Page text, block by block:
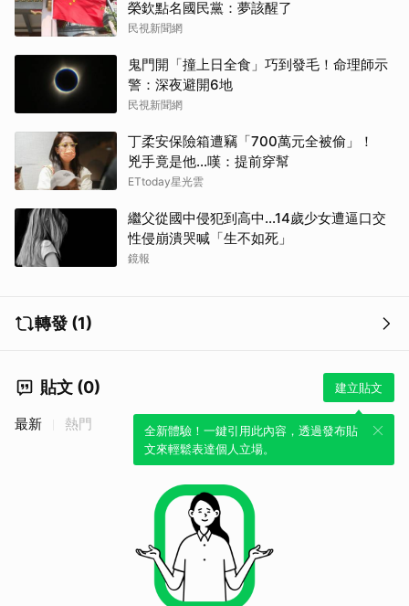
榮欽點名國民黨：夢該醒了
民視新聞網
鬼門開「撞上日全食」巧到發毛！命理師示
警：深夜避開6地
民視新聞網
丁柔安保險箱遭竊「700萬元全被偷」！
兇手竟是他...嘆：提前穿幫
ETtoday星光雲
繼父從國中侵犯到高中…14歲少女遭逼口交
性侵崩潰哭喊「生不如死」
鏡報
轉發 (1)
貼文 (0) 建立貼文
全新體驗！一鍵引用此內容，透過發布貼
文來輕鬆表達個人立場。
最新 熱門